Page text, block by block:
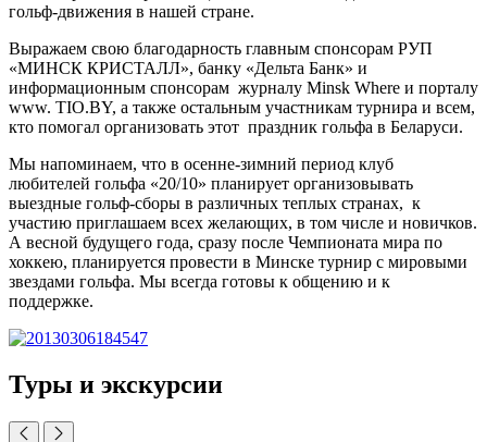
гольф-движения в нашей стране.
Выражаем свою благодарность главным спонсорам РУП
«МИНСК КРИСТАЛЛ», банку «Дельта Банк» и
информационным спонсорам журналу Minsk Where и порталу
www. TIO.BY, а также остальным участникам турнира и всем,
кто помогал организовать этот праздник гольфа в Беларуси.
Мы напоминаем, что в осенне-зимний период клуб
любителей гольфа «20/10» планирует организовывать
выездные гольф-сборы в различных теплых странах, к
участию приглашаем всех желающих, в том числе и новичков.
А весной будущего года, сразу после Чемпионата мира по
хоккею, планируется провести в Минске турнир с мировыми
звездами гольфа. Мы всегда готовы к общению и к
поддержке.
Туры и экскурсии